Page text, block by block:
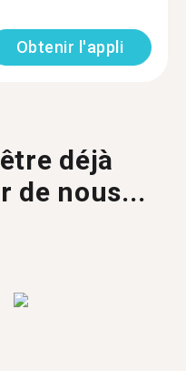
Obtenir l'appli
déjà
de nous...